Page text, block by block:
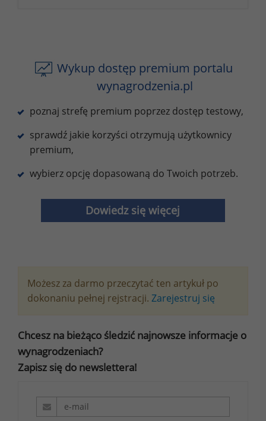
Wykup dostęp premium portalu
wynagrodzenia.pl
poznaj strefę premium poprzez dostęp testowy,
sprawdź jakie korzyści otrzymują użytkownicy
premium,
wybierz opcję dopasowaną do Twoich potrzeb.
Dowiedz się więcej
Możesz za darmo przeczytać ten artykuł po
dokonaniu pełnej rejstracji. Zarejestruj się
Chcesz na bieżąco śledzić najnowsze informacje o
wynagrodzeniach?
Zapisz się do newslettera!